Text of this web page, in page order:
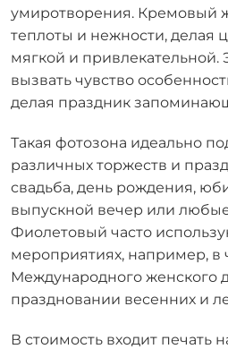
умиротворения. Кремовый
теплоты и нежности, делая
мягкой и привлекательной.
вызвать чувство
делая праздник
Такая фотозона идеально
различных торжеств и
свадьба, день рождения,
выпускной вечер или
Фиолетовый часто
мероприятиях, например, в
Международного женского
праздновании весенних и
В стоимость входит печать